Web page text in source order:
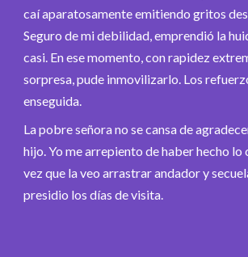
caí aparatosamente emitiendo gritos
Seguro de mi debilidad, emprendió la
casi. En ese momento, con rapidez
sorpresa, pude inmovilizarlo. Los
enseguida.
La pobre señora no se cansa de
hijo. Yo me arrepiento de haber hecho
vez que la veo arrastrar andador y
presidio los días de visita.